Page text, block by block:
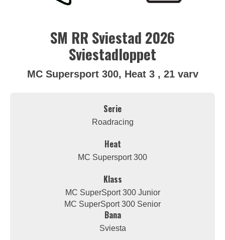
SM RR Sviestad 2026
Sviestadloppet
MC Supersport 300, Heat 3 , 21 varv
Serie
Roadracing
Heat
MC Supersport 300
Klass
MC SuperSport 300 Junior
MC SuperSport 300 Senior
Bana
Sviesta